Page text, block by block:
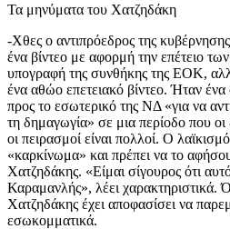
Τα μηνύματα του Χατζηδάκη
-Χθες ο αντιπρόεδρος της
ένα βίντεο με αφορμή την επέτειο
υπογραφή της συνθήκης της ΕΟΚ,
ένα αθώο επετειακό βίντεο. Ήταν
προς το εσωτερικό της ΝΔ «για να
τη δημαγωγία» σε μια περίοδο που οι
οι πειρασμοί είναι πολλοί. Ο
«καρκίνωμα» και πρέπει να το
Χατζηδάκης. «Είμαι σίγουρος ότι
Καραμανλής», λέει χαρακτηριστικά.
Χατζηδάκης έχει αποφασίσει να
εσωκομματικά.